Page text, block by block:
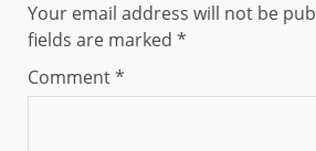
Your email address will not be
fields are marked *
Comment*